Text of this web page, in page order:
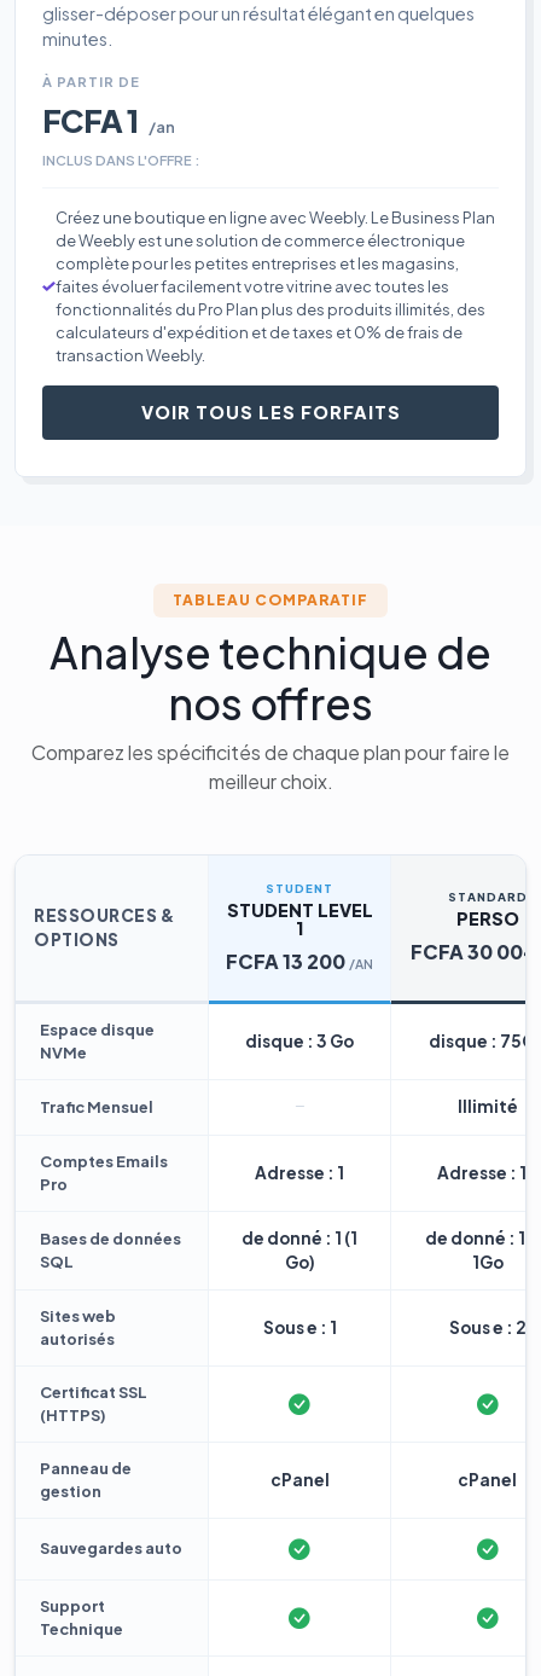
glisser-déposer pour un résultat élégant en quelques
minutes.
À PARTIR DE
FCFA 1 /an
INCLUS DANS L'OFFRE :
Créez une boutique en ligne avec Weebly. Le Business Plan
de Weebly est une solution de commerce électronique
complète pour les petites entreprises et les magasins,
faites évoluer facilement votre vitrine avec toutes les
fonctionnalités du Pro Plan plus des produits illimités, des
calculateurs d'expédition et de taxes et 0% de frais de
transaction Weebly.
VOIR TOUS LES FORFAITS
TABLEAU COMPARATIF
Analyse technique de
nos offres
Comparez les spécificités de chaque plan pour faire le
meilleur choix.
RESSOURCES &
OPTIONS
STUDENT
STUDENT LEVEL
1
FCFA 13 200 /AN
STANDARD
PERSO
FCFA 30 004
Espace disque
NVMe
disque : 3 Go disque :
Trafic Mensuel Illimité
Comptes Emails
Pro
Adresse : 1 Adresse : 10
Bases de données
SQL
de donné : 1 (1
Go)
de donné : 1
1Go
Sites web
autorisés
Sous e : 1 Sous e : 2
Certificat SSL
(HTTPS)
Panneau de
gestion
cPanel cPanel
Sauvegardes auto
Support
Technique